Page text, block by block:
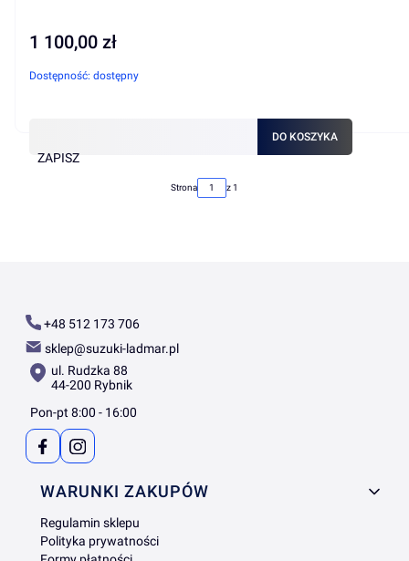
Cena
1 100,00 zł
Dostępność: dostępny
ZAPISZ
DO KOSZYKA
Strona z 1
+48 512 173 706
sklep@suzuki-ladmar.pl
ul. Rudzka 88
44-200 Rybnik
Pon-pt 8:00 - 16:00
Linki w stopce
WARUNKI ZAKUPÓW
Regulamin sklepu
Polityka prywatności